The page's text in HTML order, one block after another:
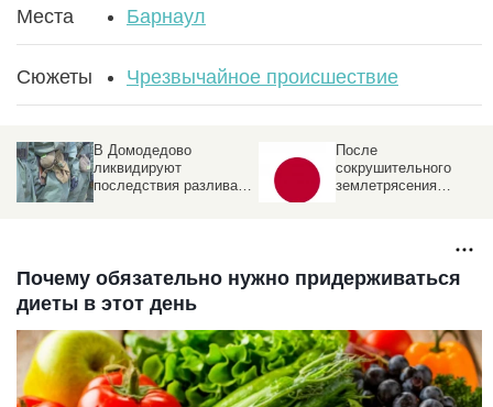
Места Барнаул
Сюжеты Чрезвычайное происшествие
В Домодедово
ликвидируют
последствия разлива
После
сокрушительного
землетрясения
Почему обязательно нужно придерживаться
диеты в этот день